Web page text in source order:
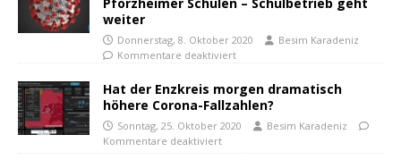
weiter
Donnerstag, 8. Oktober 2020
Besim Karadeniz
Kommentare deaktiviert
Hat der Enzkreis morgen dramatisch
höhere Corona-Fallzahlen?
Sonntag, 25. Oktober 2020
Besim Karadeniz
Kommentare deaktiviert